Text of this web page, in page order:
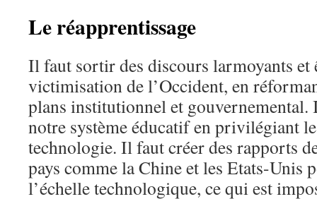
Le réapprentissage
Il faut sortir des discours larmoyants et
victimisation de l’Occident, en
plans institutionnel et gouvernemental.
notre système éducatif en privilégiant
technologie. Il faut créer des rapports
pays comme la Chine et les Etats-Unis
l’échelle technologique, ce qui est